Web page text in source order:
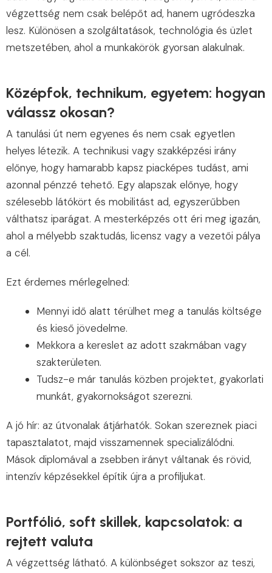
végzettség nem csak belépőt ad, hanem ugródeszka
lesz. Különösen a szolgáltatások, technológia és üzlet
metszetében, ahol a munkakörök gyorsan alakulnak.
Középfok, technikum, egyetem: hogyan
válassz okosan?
A tanulási út nem egyenes és nem csak egyetlen
helyes létezik. A technikusi vagy szakképzési irány
előnye, hogy hamarabb kapsz piacképes tudást, ami
azonnal pénzzé tehető. Egy alapszak előnye, hogy
szélesebb látókört és mobilitást ad, egyszerűbben
válthatsz iparágat. A mesterképzés ott éri meg igazán,
ahol a mélyebb szaktudás, licensz vagy a vezetői pálya
a cél.
Ezt érdemes mérlegelned:
Mennyi idő alatt térülhet meg a tanulás költsége
és kieső jövedelme.
Mekkora a kereslet az adott szakmában vagy
szakterületen.
Tudsz-e már tanulás közben projektet, gyakorlati
munkát, gyakornokságot szerezni.
A jó hír: az útvonalak átjárhatók. Sokan szereznek piaci
tapasztalatot, majd visszamennek specializálódni.
Mások diplomával a zsebben irányt váltanak és rövid,
intenzív képzésekkel építik újra a profiljukat.
Portfólió, soft skillek, kapcsolatok: a
rejtett valuta
A végzettség látható. A különbséget sokszor az teszi,